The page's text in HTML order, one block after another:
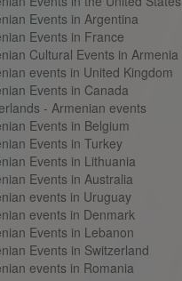
Events in Argentina
Events in France
Cultural Events in Armenia
events in United Kingdom
Events in Canada
- Armenian events
Events in Belgium
Events in Turkey
Events in Lithuania
Events in Australia
events in Uruguay
events in Denmark
Events in Lebanon
Events in Switzerland
events in Romania